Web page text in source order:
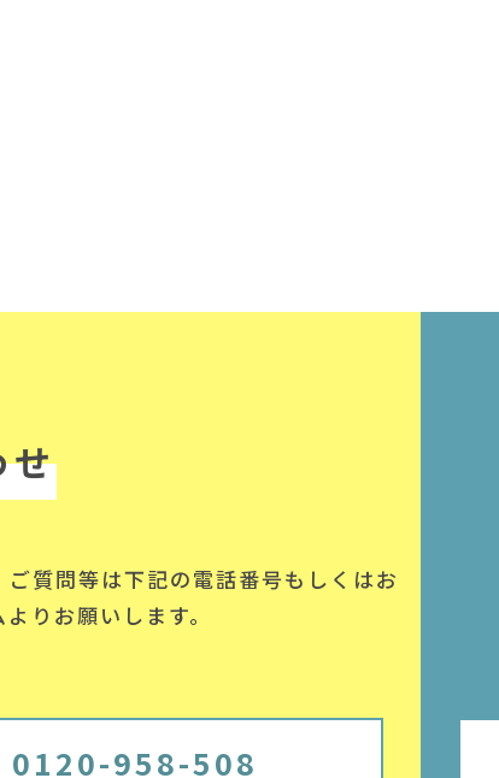
せ
質問等は下記の電話番号もしくはお
りお願いします。
0120-958-508